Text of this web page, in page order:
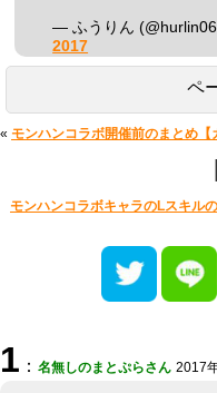
— ふうりん
2017
ペ
« モンハンコラボ開催前のまとめ【
モンハンコラボキャラのLスキル
1 ： 名無しのまとぷらさん 2017